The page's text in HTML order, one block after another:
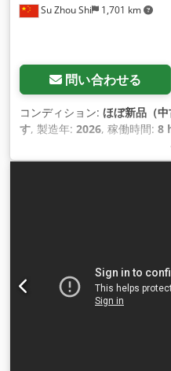
Su Zhou Shi 1,701 km
問い合わせる
コンディション: ほぼ新品（中
す, 製造年: 2026, 稼働時間: 8
, 曲げ角度（最
ログラム）, 全長:4,300 mm,